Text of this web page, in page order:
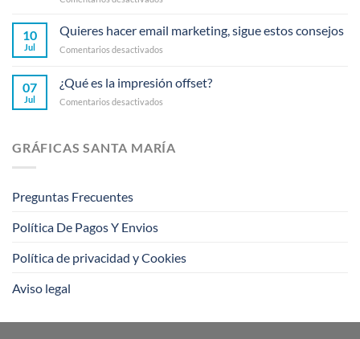
ejemplos
ambient
que
barreras
10
Jul
Quieres hacer email marketing, sigue estos consejos
Comentarios desactivados
email
marketing,
consejos
07
Jul
¿Qué es la impresión offset?
Comentarios desactivados
la
impresión
GRÁFICAS SANTA MARÍA
Preguntas Frecuentes
Política De Pagos Y Envios
Política de privacidad y Cookies
Aviso legal